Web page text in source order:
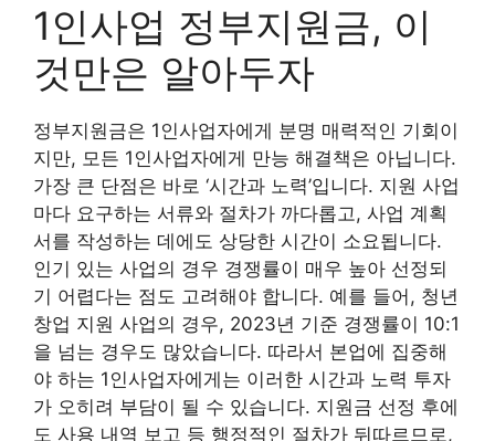
1인사업 정부지원금, 이
것만은 알아두자
정부지원금은 1인사업자에게 분명 매력적인 기회이
지만, 모든 1인사업자에게 만능 해결책은 아닙니다.
가장 큰 단점은 바로 ‘시간과 노력’입니다. 지원 사업
마다 요구하는 서류와 절차가 까다롭고, 사업 계획
서를 작성하는 데에도 상당한 시간이 소요됩니다.
인기 있는 사업의 경우 경쟁률이 매우 높아 선정되
기 어렵다는 점도 고려해야 합니다. 예를 들어, 청년
창업 지원 사업의 경우, 2023년 기준 경쟁률이 10:1
을 넘는 경우도 많았습니다. 따라서 본업에 집중해
야 하는 1인사업자에게는 이러한 시간과 노력 투자
가 오히려 부담이 될 수 있습니다. 지원금 선정 후에
도 사용 내역 보고 등 행정적인 절차가 뒤따르므로,